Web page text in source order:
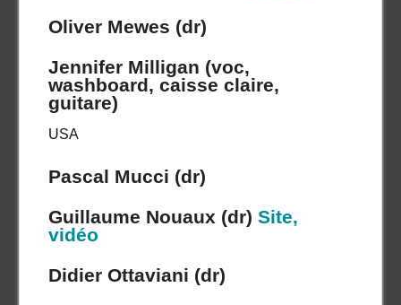
Oliver Mewes (dr)
Jennifer Milligan (voc,
washboard, caisse claire,
guitare)
USA
Pascal Mucci (dr)
Guillaume Nouaux (dr) Site,
vidéo
Didier Ottaviani (dr)